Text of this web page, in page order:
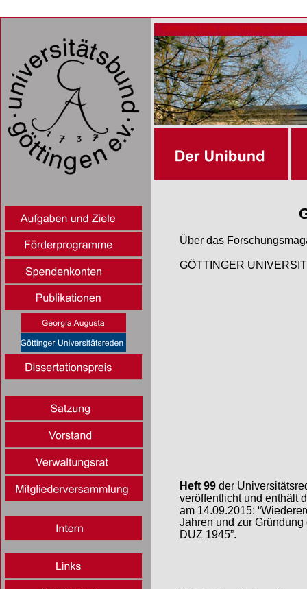
GEMEINNÜTZIGE EINRICHTUNG ZUR
Über das
GÖTTINGER
Heft 99 der
veröffentlicht und enthält
am 14.09.2015:
Jahren und zur
DUZ 1945”.